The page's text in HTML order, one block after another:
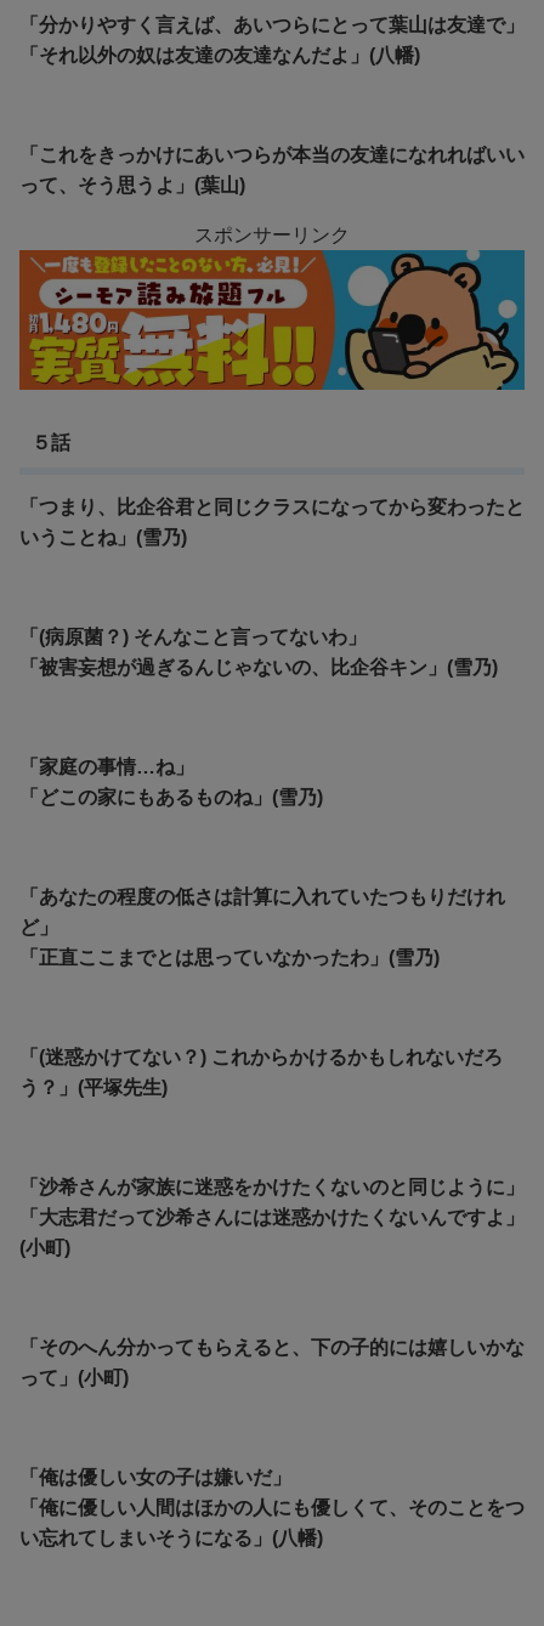
「分かりやすく言えば、あいつらにとって葉山は友達で」
「それ以外の奴は友達の友達なんだよ」(八幡)
「これをきっかけにあいつらが本当の友達になれればいい
って、そう思うよ」(葉山)
スポンサーリンク
５話
「つまり、比企谷君と同じクラスになってから変わったと
いうことね」(雪乃)
「(病原菌？) そんなこと言ってないわ」
「被害妄想が過ぎるんじゃないの、比企谷キン」(雪乃)
「家庭の事情…ね」
「どこの家にもあるものね」(雪乃)
「あなたの程度の低さは計算に入れていたつもりだけれ
ど」
「 正直ここまでとは思っていなかったわ」(雪乃)
「(迷惑かけてない？) これからかけるかもしれないだろ
う？」(平塚先生)
「沙希さんが家族に迷惑をかけたくないのと同じように」
「大志君だって沙希さんには迷惑かけたくないんですよ」
(小町)
「そのへん分かってもらえると、下の子的には嬉しいかな
って」(小町)
「俺は優しい女の子は嫌いだ」
「 俺に優しい人間はほかの人にも優しくて、そのことをつ
い忘れてしまいそうになる」(八幡)